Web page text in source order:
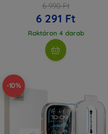
6 990 Ft
6 291 Ft
Raktáron 4 darab
-10%